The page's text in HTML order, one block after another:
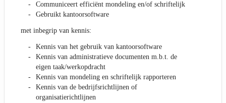
Communiceert efficiënt mondeling en/of schriftelijk
Gebruikt kantoorsoftware
met inbegrip van kennis:
Kennis van het gebruik van kantoorsoftware
Kennis van administratieve documenten m.b.t. de
eigen taak/werkopdracht
Kennis van mondeling en schriftelijk rapporteren
Kennis van de bedrijfsrichtlijnen of
organisatierichtlijnen